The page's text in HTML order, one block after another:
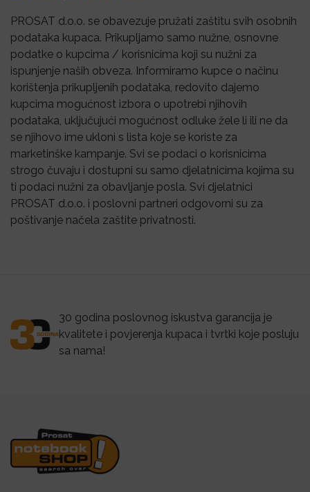
PROSAT d.o.o. se obavezuje pružati zaštitu svih osobnih
podataka kupaca. Prikupljamo samo nužne, osnovne
podatke o kupcima / korisnicima koji su nužni za
ispunjenje naših obveza. Informiramo kupce o načinu
korištenja prikupljenih podataka, redovito dajemo
kupcima mogućnost izbora o upotrebi njihovih
podataka, uključujući mogućnost odluke žele li ili ne da
se njihovo ime ukloni s lista koje se koriste za
marketinške kampanje. Svi se podaci o korisnicima
strogo čuvaju i dostupni su samo djelatnicima kojima su
ti podaci nužni za obavljanje posla. Svi djelatnici
PROSAT d.o.o. i poslovni partneri odgovorni su za
poštivanje načela zaštite privatnosti.
30 godina poslovnog iskustva garancija je
kvalitete i povjerenja kupaca i tvrtki koje posluju
sa nama!